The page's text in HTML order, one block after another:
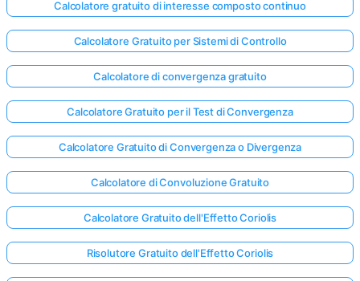
Calcolatore gratuito di interesse composto continuo
Calcolatore Gratuito per Sistemi di Controllo
Calcolatore di convergenza gratuito
Calcolatore Gratuito per il Test di Convergenza
Calcolatore Gratuito di Convergenza o Divergenza
Calcolatore di Convoluzione Gratuito
Calcolatore Gratuito dell'Effetto Coriolis
Risolutore Gratuito dell'Effetto Coriolis